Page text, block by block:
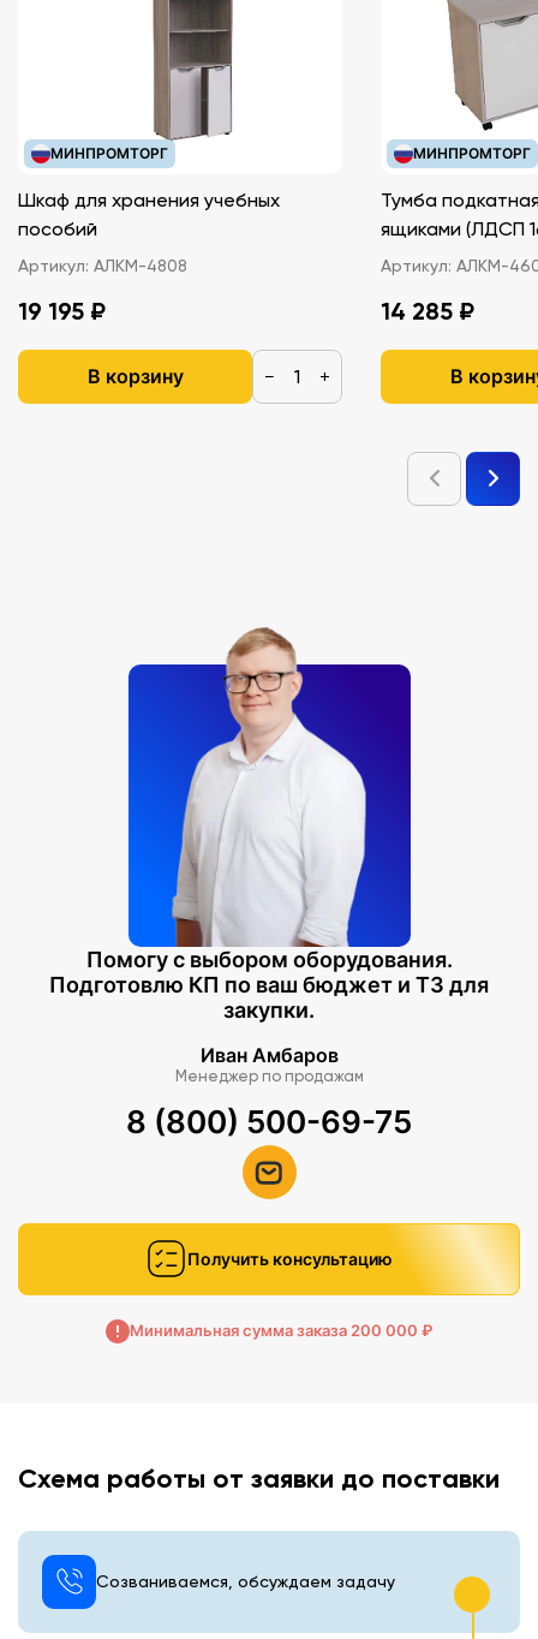
МИНПРОМТОРГ
Шкаф для хранения учебных
пособий
Артикул: АЛКМ-4808
19 195 ₽
В корзину − +
МИНПРОМТОРГ
Тумба
ящиками
Артикул: АЛКМ-
14 285 ₽
В
Помогу с выбором оборудования.
Подготовлю КП по ваш бюджет и ТЗ для
закупки.
Иван Амбаров
Менеджер по продажам
8 (800) 500-69-75
Получить консультацию
Минимальная сумма заказа 200 000 ₽
Схема работы от заявки до поставки
Созваниваемся, обсуждаем задачу